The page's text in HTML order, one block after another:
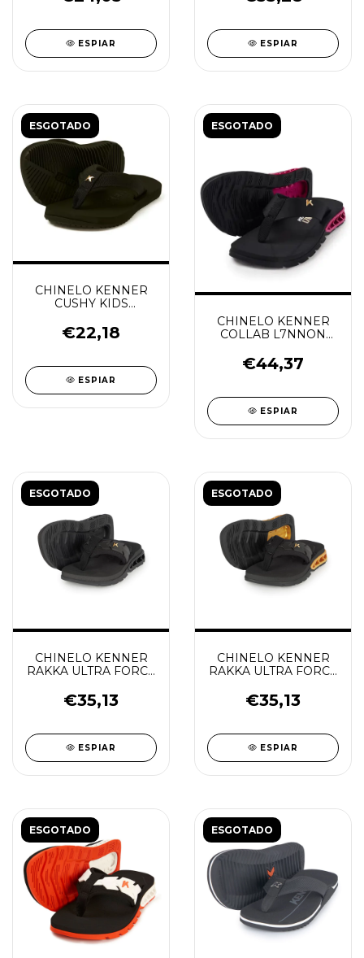
ESPIAR ESPIAR
ESGOTADO
CHINELO KENNER
CUSHY KIDS
€22,18
ESPIAR
ESGOTADO
CHINELO KENNER
COLLAB L7NNON
€44,37
ESPIAR
ESGOTADO
CHINELO KENNER
RAKKA ULTRA FORCE
€35,13
ESPIAR
ESGOTADO
CHINELO KENNER
RAKKA ULTRA FORCE
PRETO/DOURADO
€35,13
ESPIAR
ESGOTADO ESGOTADO